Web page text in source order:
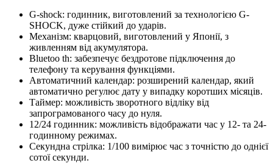
G-shock: годинник, виготовлений за технологією G-
SHOCK, дуже стійкий до ударів.
Механізм: кварцовий, виготовлений у Японії, з
живленням від акумулятора.
Bluetoo th: забезпечує бездротове підключення до
телефону та керування функціями.
Автоматичний календар: розширений календар, який
автоматично регулює дату у випадку коротших місяців.
Таймер: можливість зворотного відліку від
запрограмованого часу до нуля.
12/24 годинник: можливість відображати час у 12- та 24-
годинному режимах.
Секундна стрілка: 1/100 вимірює час з точністю до однієї
сотої секунди.